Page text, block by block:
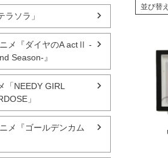
ラソラ」
メ『ダイヤのA actⅡ -
Season-』
「NEEDY GIRL
」
メ『ゴールデンカム
並び替え